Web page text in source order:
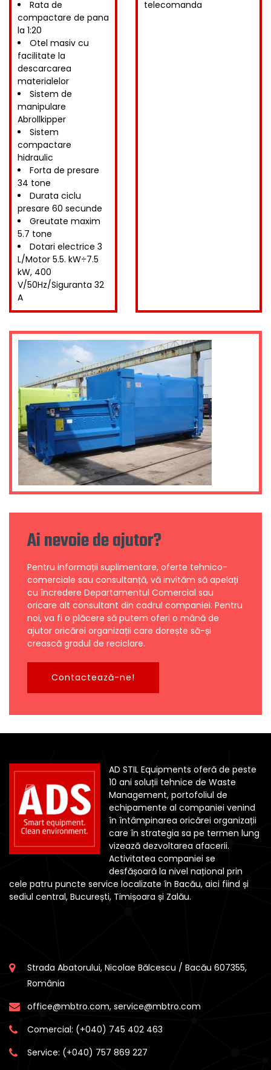
Rata de
compactare de pana
la 1:20
Otel masiv cu
facilitate la
descarcarea
materialelor
Sistem de
manipulare
Abrollkipper
Sistem
compactare
hidraulic
Forta de presare
34 tone
Durata ciclu
presare 60 secunde
Greutate maxim
5.7 tone
Dotari electrice 3
L/Motor 5.5. kW÷7.5
kW, 400
V/50Hz/Siguranta 32
A
telecomanda
Ai nevoie de ajutor?
Pentru informații suplimentare, oferte tehnico-
comerciale sau consultanță, vă invităm să apelați
cu încredere Departamentul Comercial sau
oricare alt consultant din cadrul companiei. Pentru
noi, va fi o plăcere să putem oferi o mână de
ajutor oricărei organizații care dorește să-și
crească gradul de reciclare.
Contactează-ne!
AD STIL Equipments oferă de peste
10 ani soluții tehnice de Waste
Management, portofoliul de
echipamente al companiei venind
în întâmpinarea oricărei organizații
care în strategia sa pe termen lung
vizează dezvoltarea afacerii.
Activitatea companiei se
desfășoară la nivel național prin
cele patru puncte service localizate în Bacău, aici fiind și
sediul central, București, Timișoara și Zalău.
Strada Abatorului, Nicolae Bălcescu / Bacău 607355,
România
office@mbtro.com, service@mbtro.com
Comercial: (+040) 745 402 463
Service: (+040) 757 869 227